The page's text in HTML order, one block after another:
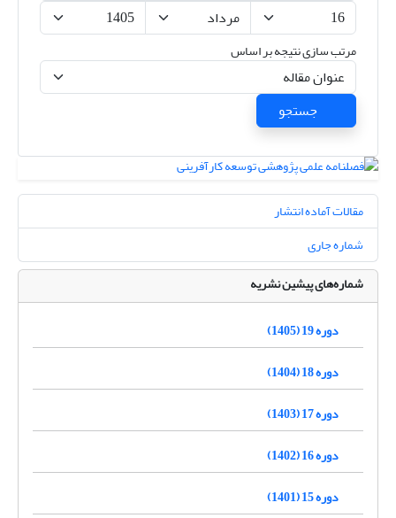
مرتب سازی نتیجه بر اساس
جستجو
مقالات آماده انتشار
شماره جاری
شماره‌های پیشین نشریه
دوره 19 (1405)
دوره 18 (1404)
دوره 17 (1403)
دوره 16 (1402)
دوره 15 (1401)